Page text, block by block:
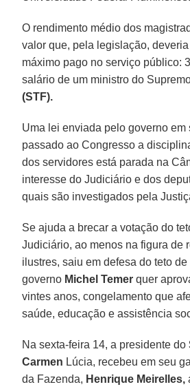
O rendimento médio dos
valor que, pela legislação,
máximo pago no serviço público:
salário de um ministro do
(STF).
Uma lei enviada pelo governo em
passado ao Congresso a
dos servidores está parada na
interesse do Judiciário e dos
quais são investigados pela
Se ajuda a brecar a votação do
Judiciário, ao menos na figura de
ilustres, saiu em defesa do teto
governo Michel Temer quer
vintes anos, congelamento que
saúde, educação e assistência
Na sexta-feira 14, a presidente do
Carmen Lúcia, recebeu em seu
da Fazenda, Henrique Meirelles,